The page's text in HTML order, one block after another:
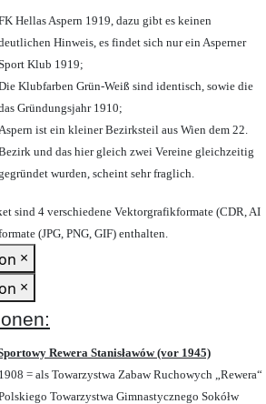
Hellas Aspern 1919, dazu gibt es keinen
Hinweis, es findet sich nur ein Asperner
Klub 1919;
Klubfarben Grün-Weiß sind identisch, sowie die
Gründungsjahr 1910;
ist ein kleiner Bezirksteil aus Wien dem 22.
und das hier gleich zwei Vereine gleichzeitig
wurden, scheint sehr fraglich.
sind 4 verschiedene Vektorgrafikformate (CDR, AI
(JPG, PNG, GIF) enthalten.
×
×
Rewera Stanisławów (vor 1945)
1908 = als Towarzystwa Zabaw Ruchowych „Rewera“
Towarzystwa Gimnastycznego Sokółw